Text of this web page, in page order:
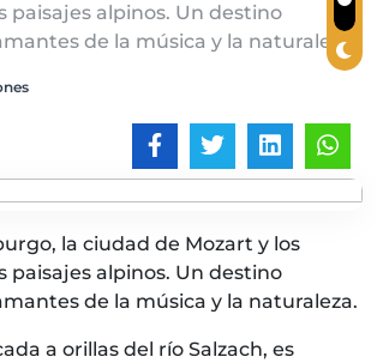
paisajes alpinos. Un destino
de la música y la naturaleza.
la ciudad de Mozart y los
paisajes alpinos. Un destino
de la música y la naturaleza.
a orillas del río Salzach, es